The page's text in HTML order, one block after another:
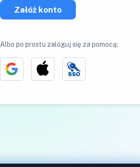
Załóż konto
Albo po prostu zaloguj się za pomocą: